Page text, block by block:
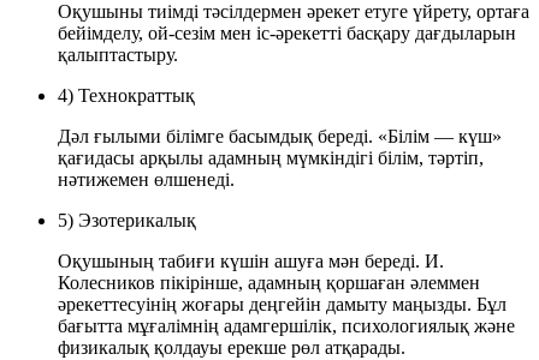
Оқушыны тиімді тәсілдермен әрекет етуге үйрету, ортаға
бейімделу, ой-сезім мен іс-әрекетті басқару дағдыларын
қалыптастыру.
4) Технократтық
Дәл ғылыми білімге басымдық береді. «Білім — күш»
қағидасы арқылы адамның мүмкіндігі білім, тәртіп,
нәтижемен өлшенеді.
5) Эзотерикалық
Оқушының табиғи күшін ашуға мән береді. И.
Колесников пікірінше, адамның қоршаған әлеммен
әрекеттесуінің жоғары деңгейін дамыту маңызды. Бұл
бағытта мұғалімнің адамгершілік, психологиялық және
физикалық қолдауы ерекше рөл атқарады.